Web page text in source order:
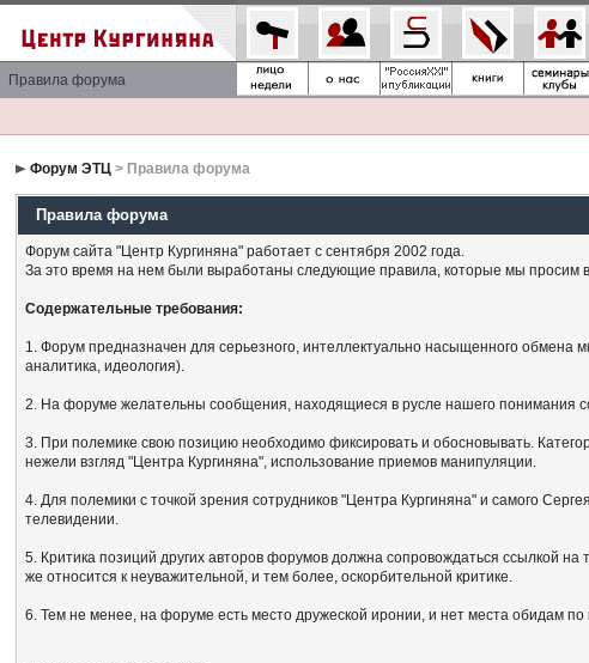
Правила форума
Форум ЭТЦ > Правила форума
Правила форума
Форум сайта "Центр Кургиняна" работает с сентября 2002 года.
За это время на нем были выработаны следующие правила, которые мы просим
Содержательные требования:
1. Форум предназначен для серьезного, интеллектуально насыщенного обмена
аналитика, идеология).
2. На форуме желательны сообщения, находящиеся в русле нашего понимания
3. При полемике свою позицию необходимо фиксировать и обосновывать.
нежели взгляд "Центра Кургиняна", использование приемов манипуляции.
4. Для полемики с точкой зрения сотрудников "Центра Кургиняна" и самого
телевидении.
5. Критика позиций других авторов форумов должна сопровождаться ссылкой
же относится к неуважительной, и тем более, оскорбительной критике.
6. Тем не менее, на форуме есть место дружеской иронии, и нет места обидам по